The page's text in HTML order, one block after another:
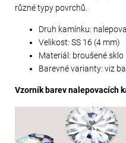
různé typy povrchů.
Druh kamínku:
Velikost: SS 16 (4 mm)
Materiál: broušené sklo
Barevné varianty: viz
Vzorník barev nalepovacích